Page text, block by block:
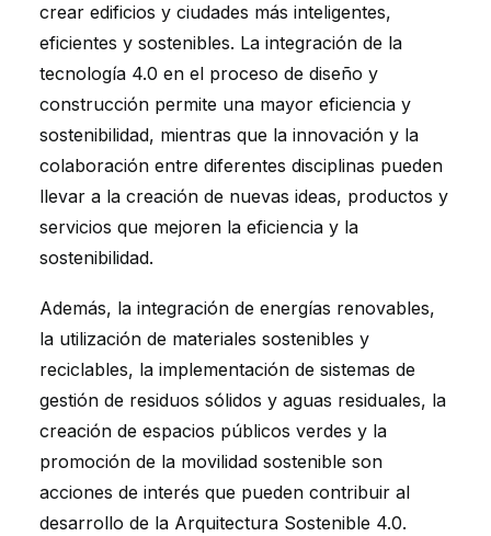
crear edificios y ciudades más inteligentes,
eficientes y sostenibles. La integración de la
tecnología 4.0 en el proceso de diseño y
construcción permite una mayor eficiencia y
sostenibilidad, mientras que la innovación y la
colaboración entre diferentes disciplinas pueden
llevar a la creación de nuevas ideas, productos y
servicios que mejoren la eficiencia y la
sostenibilidad.
Además, la integración de energías renovables,
la utilización de materiales sostenibles y
reciclables, la implementación de sistemas de
gestión de residuos sólidos y aguas residuales, la
creación de espacios públicos verdes y la
promoción de la movilidad sostenible son
acciones de interés que pueden contribuir al
desarrollo de la Arquitectura Sostenible 4.0.